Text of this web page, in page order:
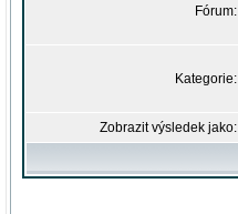
Fórum:
Kategorie:
Zobrazit výsledek jako: